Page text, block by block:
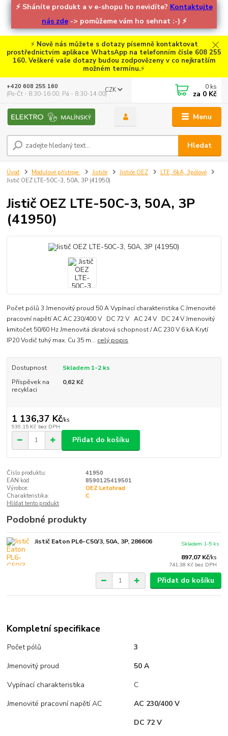
⚡ Sháníte produkt a v e-shopu ho nevidíte? Kontaktujte
nás zde-> pomůžeme vám ho sehnat :-) ⚡
⚡ Nově nás můžete s dotazy písemně kontaktovat
prostřednictvím aplikace WhatsApp na telefonním čísle 608 255
160. Veškeré vaše dotazy budou zodpovězeny v co nejkratším
možném termínu.⚡
Menu
CZK
Hledat
+420 608 255 160
(Po-Čt - 8:30-16:00, Pá - 8:30-14:00)
0 ks
za 0 Kč
Úvod Modulové přístroje Jističe Jističe OEZ
LTE, 6kA, 3pólové
Jistič OEZ LTE-50C-3, 50A, 3P (41950)
Jistič OEZ LTE-50C-3, 50A, 3P
(41950)
Počet pólů 3 Jmenovitý proud 50 A Vypínací charakteristika C Jmenovité
pracovní napětí AC AC 230/400 V DC 72 V AC 24 V DC 24 V Jmenovitý
kmitočet 50/60 Hz Jmenovitá zkratová schopnost / AC 230 V 6 kA Krytí
IP20 Vodič tuhý max. Cu 35 m... celý popis
Dostupnost
Skladem 1-2 ks
Příspěvek na
recyklaci
0,62 Kč
1 136,37 Kč/ks
939,15 Kč bez DPH
Přidat do košíku
Číslo produktu:
41950
EAN kód:
8590125419501
Výrobce:
OEZ Letohrad
Charakteristika:
C
Hlídat tento produkt
Podobné produkty
Jistič Eaton PL6-C50/3, 50A, 3P, 286606
897,07 Kč/ks
741,38 Kč bez DPH
Skladem 1-5 ks
Přidat do košíku
Kompletní specifikace
Počet pólů
3
Jmenovitý proud
50 A
Vypínací charakteristika
C
Jmenovité pracovní napětí AC
AC 230/400 V
DC 72 V